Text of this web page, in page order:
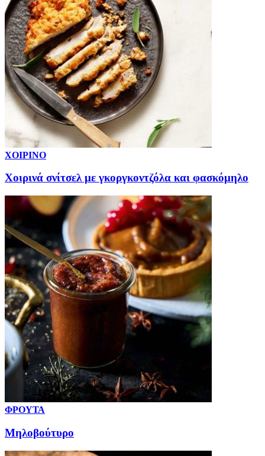
ΧΟΙΡΙΝΟ
Χοιρινά σνίτσελ με γκοργκοντζόλα και φασκόμηλο
ΦΡΟΥΤΑ
Μηλοβούτυρο